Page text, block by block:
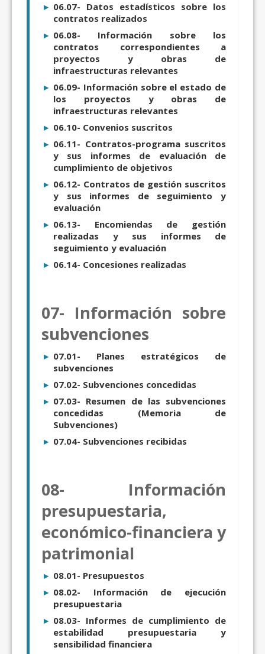
06.07- Datos estadísticos sobre los
contratos realizados
06.08- Información sobre los
contratos correspondientes a
proyectos y obras de
infraestructuras relevantes
06.09- Información sobre el estado de
los proyectos y obras de
infraestructuras relevantes
06.10- Convenios suscritos
06.11- Contratos-programa suscritos
y sus informes de evaluación de
cumplimiento de objetivos
06.12- Contratos de gestión suscritos
y sus informes de seguimiento y
evaluación
06.13- Encomiendas de gestión
realizadas y sus informes de
seguimiento y evaluación
06.14- Concesiones realizadas
07- Información sobre
subvenciones
07.01- Planes estratégicos de
subvenciones
07.02- Subvenciones concedidas
07.03- Resumen de las subvenciones
concedidas (Memoria de
Subvenciones)
07.04- Subvenciones recibidas
08- Información
presupuestaria,
económico-financiera y
patrimonial
08.01- Presupuestos
08.02- Información de ejecución
presupuestaria
08.03- Informes de cumplimiento de
estabilidad presupuestaria y
sensibilidad financiera